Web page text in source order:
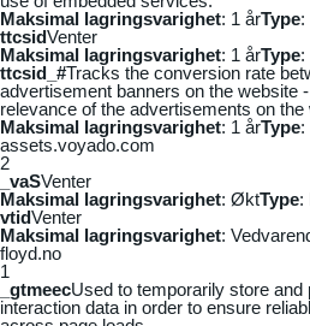
Maksimal lagringsvarighet: 1 årType:
ttcsidVenter
Maksimal lagringsvarighet: 1 årType:
ttcsid_#Tracks the conversion rate
advertisement banners on the website
relevance of the advertisements on the
Maksimal lagringsvarighet: 1 årType:
assets.voyado.com
2
_vaSVenter
Maksimal lagringsvarighet: ØktType:
vtidVenter
Maksimal lagringsvarighet:
floyd.no
1
_gtmeecUsed to temporarily store
interaction data in order to ensure